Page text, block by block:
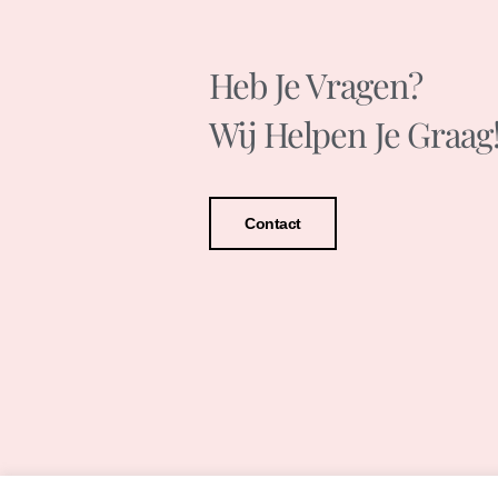
Heb Je Vragen?
Wij Helpen Je
Contact